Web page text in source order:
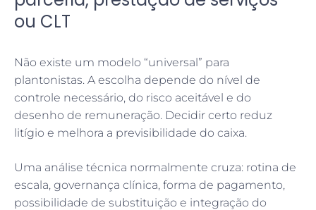
ou CLT
Não existe um modelo “universal” para
plantonistas. A escolha depende do nível de
controle necessário, do risco aceitável e do
desenho de remuneração. Decidir certo reduz
litígio e melhora a previsibilidade do caixa.
Uma análise técnica normalmente cruza: rotina de
escala, governança clínica, forma de pagamento,
possibilidade de substituição e integração do